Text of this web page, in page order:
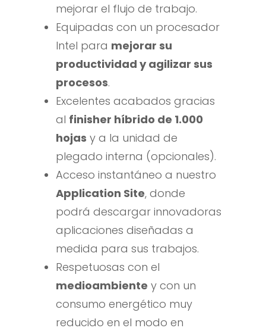
mejorar el flujo de trabajo.
Equipadas con un procesador
Intel para mejorar su
productividad y agilizar sus
procesos.
Excelentes acabados gracias
al finisher híbrido de 1.000
hojas y a la unidad de
plegado interna (opcionales).
Acceso instantáneo a nuestro
Application Site, donde
podrá descargar innovadoras
aplicaciones diseñadas a
medida para sus trabajos.
Respetuosas con el
medioambiente y con un
consumo energético muy
reducido en el modo en